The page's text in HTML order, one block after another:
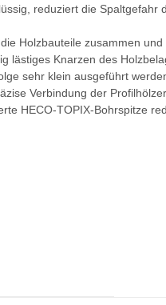
reduziert die
Holzbauteile zusammen
lästiges Knarzen des
sehr klein ausgeführt
Verbindung der
HECO-TOPIX-Bohrspitze